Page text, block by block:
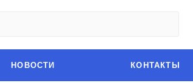
НОВОСТИ КОНТАКТЫ